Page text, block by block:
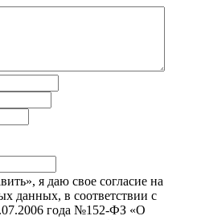
я даю свое согласие на
данных, в соответствии с
года №152-ФЗ «О